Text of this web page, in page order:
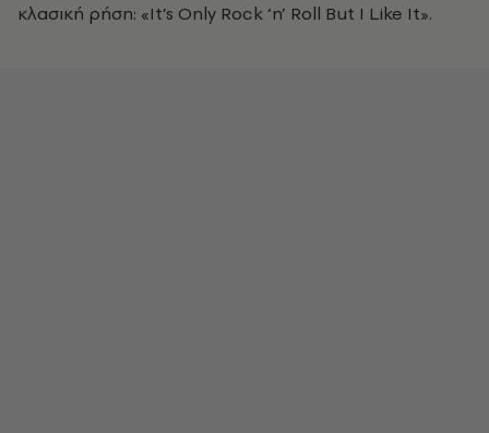
κλασική ρήση: «It’s Only Rock ‘n’ Roll But I Like It».